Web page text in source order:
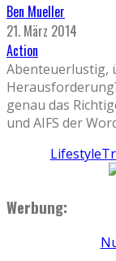
Ben Mueller
21. März 2014
Action
Abenteuerlustig,
genau das
und AIFS der
Werbung: